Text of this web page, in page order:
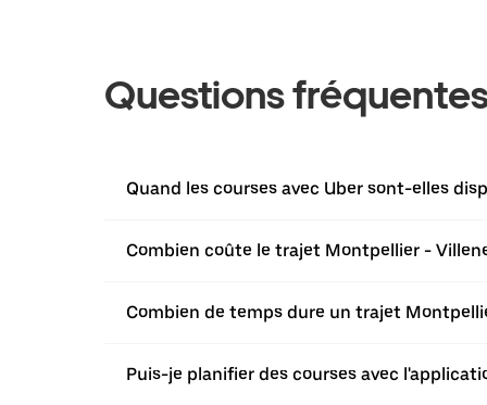
Questions
Quand les courses avec Uber sont-elles
Combien coûte le trajet Montpellier -
Combien de temps dure un trajet
Puis-je planifier des courses avec